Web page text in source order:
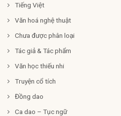
Tiếng Việt
Văn hoá nghệ thuật
Chưa được phân loại
Tác giả & Tác phẩm
Văn học thiếu nhi
Truyện cổ tích
Đồng dao
Ca dao – Tục ngữ